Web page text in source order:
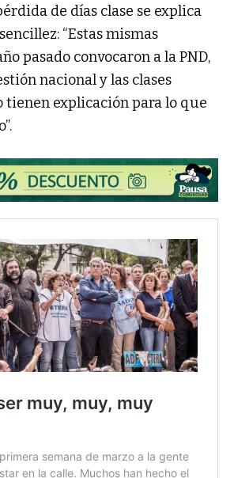
de días clase se explica
“Estas mismas
pasado convocaron a la PND,
nacional y las clases
tienen explicación para lo que